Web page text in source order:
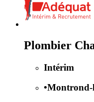
Plombier
Intérim
•Montrond-